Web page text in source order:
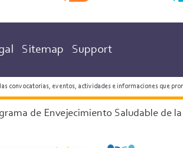
Sitemap Support
convocatorias, eventos, actividades e informaciones que
de Envejecimiento Saludable de